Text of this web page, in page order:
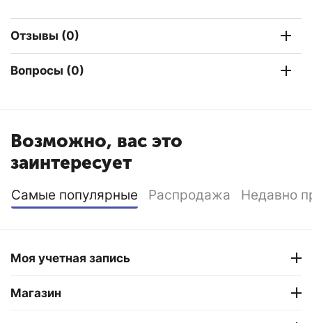
Отзывы (0)
Вопросы (0)
Возможно, вас это
заинтересует
Самые популярные Распродажа Недавно
Моя учетная запись
Магазин